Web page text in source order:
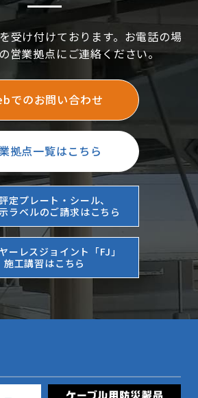
受け付けております。お電話の場
営業拠点にご連絡ください。
でのお問い合わせ
拠点一覧はこちら
定プレート・シール、
ラベルのご請求はこちら
ーレスジョイント「FJ」
施工講習はこちら